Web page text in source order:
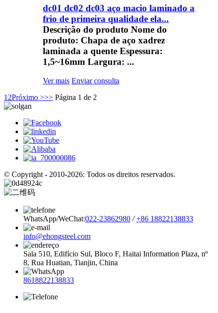
dc01 dc02 dc03 aço macio laminado a
frio de primeira qualidade ela...
Descrição do produto Nome do
produto: Chapa de aço xadrez
laminada a quente Espessura:
1,5~16mm Largura: ...
Ver mais Enviar consulta
1 2Próximo >>> Página 1 de 2
© Copyright - 2010-2026: Todos os direitos reservados.
WhatsApp/WeChat:022-23862980 / +86 18822138833
info@ehongsteel.com
Sala 510, Edifício Sul, Bloco F, Haitai Information Plaza, nº
8, Rua Huatian, Tianjin, China
8618822138833